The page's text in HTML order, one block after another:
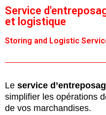
Service
et logistique
Storing and Logistic
Le service
simplifier les opérations
de vos marchandises.